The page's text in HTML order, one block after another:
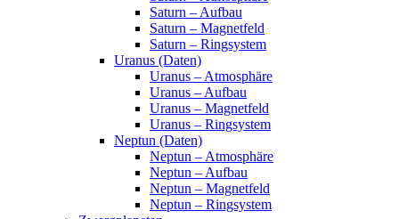
Saturn – Aufbau
Saturn – Magnetfeld
Saturn – Ringsystem
Uranus (Daten)
Uranus – Atmosphäre
Uranus – Aufbau
Uranus – Magnetfeld
Uranus – Ringsystem
Neptun (Daten)
Neptun – Atmosphäre
Neptun – Aufbau
Neptun – Magnetfeld
Neptun – Ringsystem